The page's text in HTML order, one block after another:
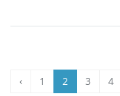
‹ 1 2 3 4